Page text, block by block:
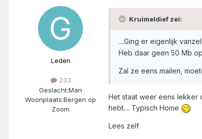
Leden
233
Geslacht:Man
Woonplaats:Bergen op
Zoom
Kruimeldief zei:
....Ging er eigenlijk
Heb daar geen 50 Mb
Zal ze eens mailen,
Het staat weer eens lekker
hebt.... Typisch Home
Lees zelf